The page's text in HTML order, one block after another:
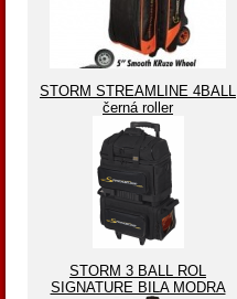
STORM STREAMLINE 4BALL
černá roller
STORM 3 BALL ROL
SIGNATURE BILA MODRA